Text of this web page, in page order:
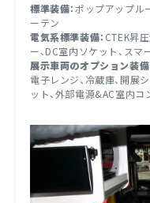
標準装備：ポップアップル
ーテン
電気系標準装備： CTEK昇
ー、DC室内ソケット、スマ
展示車両のオプション装備
電子レンジ、冷蔵庫、開展
ット、外部電源&AC室内